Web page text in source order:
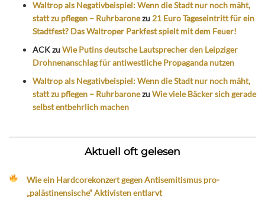
Waltrop als Negativbeispiel: Wenn die Stadt nur noch mäht,
statt zu pflegen – Ruhrbaronezu 21 Euro Tageseintritt für ein
Stadtfest? Das Waltroper Parkfest spielt mit dem Feuer!
ACKzuWie Putins deutsche Lautsprecher den Leipziger
Drohnenanschlag für antiwestliche Propaganda nutzen
Waltrop als Negativbeispiel: Wenn die Stadt nur noch mäht,
statt zu pflegen – RuhrbaronezuWie viele Bäcker sich gerade
selbst entbehrlich machen
Aktuell oft gelesen
Wie ein Hardcorekonzert gegen Antisemitismus pro-
„palästinensische“ Aktivisten entlarvt